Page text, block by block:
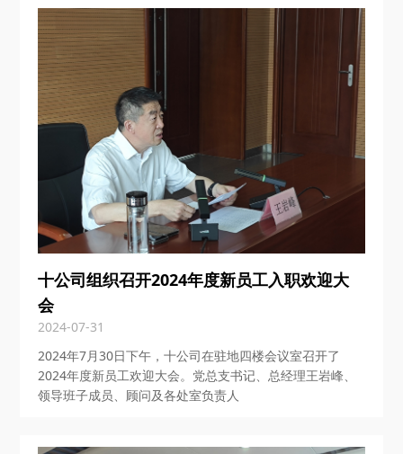
十公司组织召开2024年度新员工入职欢迎大
会
2024-07-31
2024年7月30日下午，十公司在驻地四楼会议室召开了
2024年度新员工欢迎大会。党总支书记、总经理王岩峰、
领导班子成员、顾问及各处室负责人